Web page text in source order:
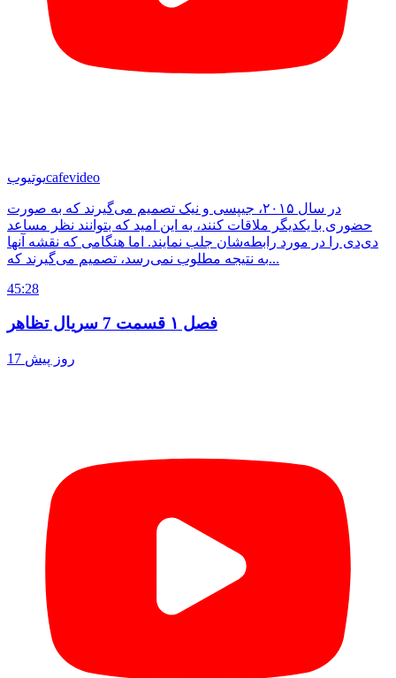
یوتیوبcafevideo
در سال ۲۰۱۵، جیپسی و نیک تصمیم می‌گیرند که به صورت
حضوری با یکدیگر ملاقات کنند، به این امید که بتوانند نظر مساعد
دی‌دی را در مورد رابطه‌شان جلب نمایند. اما هنگامی که نقشه آنها
به نتیجه مطلوب نمی‌رسد، تصمیم می‌گیرند که...
45:28
فصل ۱ قسمت 7 سریال تظاهر
17 روز پیش